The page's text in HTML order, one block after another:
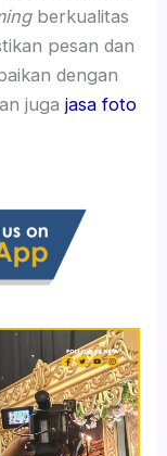
berkualitas
pesan dan
dengan
juga jasa foto